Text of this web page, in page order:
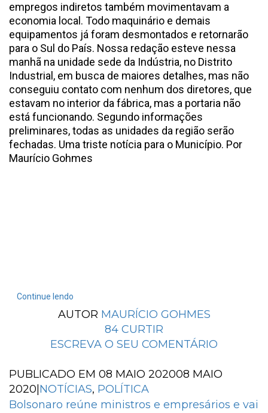
empregos indiretos também movimentavam a
economia local. Todo maquinário e demais
equipamentos já foram desmontados e retornarão
para o Sul do País. Nossa redação esteve nessa
manhã na unidade sede da Indústria, no Distrito
Industrial, em busca de maiores detalhes, mas não
conseguiu contato com nenhum dos diretores, que
estavam no interior da fábrica, mas a portaria não
está funcionando. Segundo informações
preliminares, todas as unidades da região serão
fechadas. Uma triste notícia para o Município. Por
Maurício Gohmes
Continue lendo
AUTOR MAURÍCIO GOHMES
84 CURTIR
ESCREVA O SEU COMENTÁRIO
PUBLICADO EM 08 MAIO 202008 MAIO
2020 NOTÍCIAS, POLÍTICA
Bolsonaro reúne ministros e empresários e vai